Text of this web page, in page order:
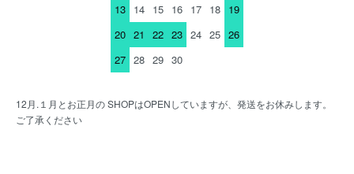
13 14 15 16 17 18 19
20 21 22 23 24 25 26
27 28 29 30
12月.１月とお正月の SHOPはOPENしていますが、発送をお休みします。
ご了承ください